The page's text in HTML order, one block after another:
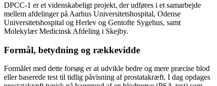
DPCC-1 er et videnskabeligt projekt, der udføres i et samarbejde
mellem afdelinger på Aarhus Universitetshospital, Odense
Universitetshospital og Herlev og Gentofte Sygehus, samt
Molekylær Medicinsk Afdeling i Skejby.
Formål, betydning og rækkevidde
Formålet med dette forsøg er at udvikle bedre og mere præcise blod
eller baserede test til tidlig påvisning af prostatakræft. I dag opdages